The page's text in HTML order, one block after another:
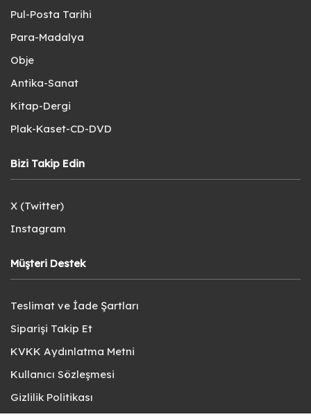
Pul-Posta Tarihi
Para-Madalya
Obje
Antika-Sanat
Kitap-Dergi
Plak-Kaset-CD-DVD
Bizi Takip Edin
X (Twitter)
Instagram
Müşteri Destek
Teslimat ve İade Şartları
Siparişi Takip Et
KVKK Aydınlatma Metni
Kullanıcı Sözleşmesi
Gizlilik Politikası